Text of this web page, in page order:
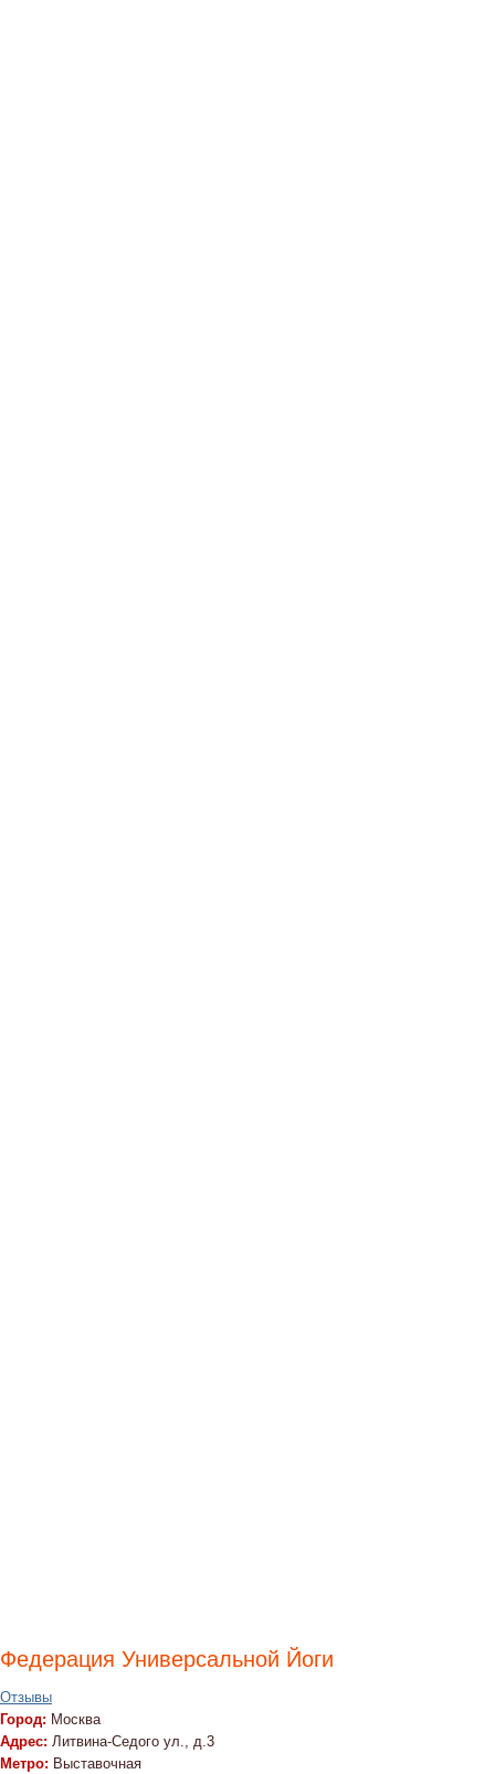
Федерация Универсальной Йоги
Отзывы
Город: Москва
Адрес: Литвина-Седого ул., д.3
Метро: Выставочная